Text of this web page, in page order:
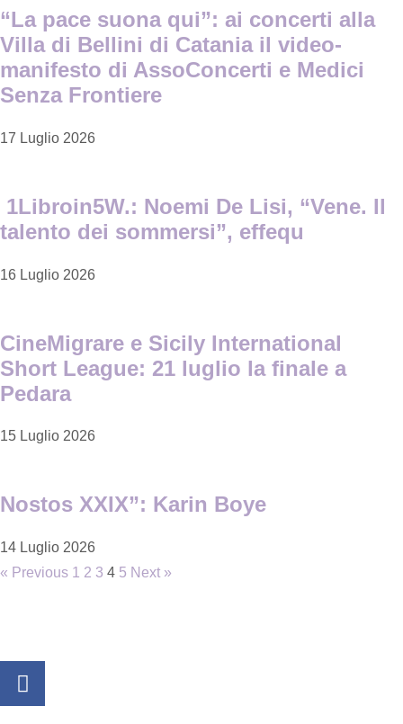
“La pace suona qui”: ai concerti alla
Villa di Bellini di Catania il video-
manifesto di AssoConcerti e Medici
Senza Frontiere
17 Luglio 2026
1Libroin5W.: Noemi De Lisi, “Vene. Il
talento dei sommersi”, effequ
16 Luglio 2026
CineMigrare e Sicily International
Short League: 21 luglio la finale a
Pedara
15 Luglio 2026
Nostos XXIX”: Karin Boye
14 Luglio 2026
« Previous 1 2 3 4 5 Next »